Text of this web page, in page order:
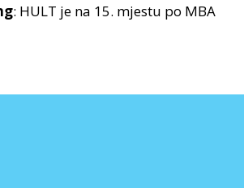
: HULT je na 15. mjestu po MBA